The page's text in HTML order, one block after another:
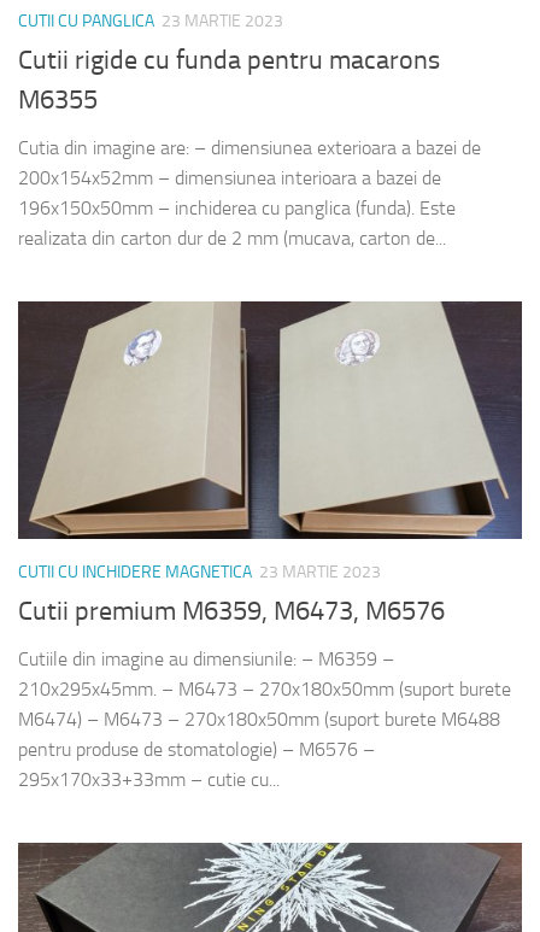
CUTII CU PANGLICA 23 MARTIE 2023
Cutii rigide cu funda pentru macarons
M6355
Cutia din imagine are: – dimensiunea exterioara a bazei de
200x154x52mm – dimensiunea interioara a bazei de
196x150x50mm – inchiderea cu panglica (funda). Este
realizata din carton dur de 2 mm (mucava, carton de...
CUTII CU INCHIDERE MAGNETICA 23 MARTIE 2023
Cutii premium M6359, M6473, M6576
Cutiile din imagine au dimensiunile: – M6359 –
210x295x45mm. – M6473 – 270x180x50mm (suport burete
M6474) – M6473 – 270x180x50mm (suport burete M6488
pentru produse de stomatologie) – M6576 –
295x170x33+33mm – cutie cu...